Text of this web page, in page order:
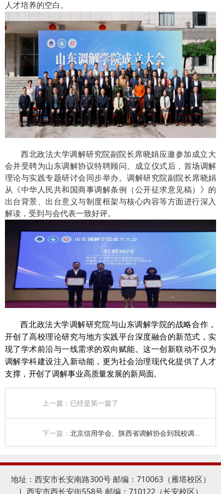
人才培养的空白。
西北政法大学调解研究院副院长席晓娟应邀参加成立大
会并受聘为山东调解协议特聘顾问。成立仪式后，首场调解
理论与实践专题研讨会同步举办。调解研究院副院长席晓娟
从《中华人民共和国商事调解条例（公开征求意见稿）》的
出台背景、出台意义与制度框架与核心内容等方面进行深入
解读，受到与会代表一致好评。
西北政法大学调解研究院与山东调解学院的战略合作，
开创了高校理论研究与地方实践平台深度融合的新范式，实
现了学术前沿与一线需求的双向赋能。这一创新联动不仅为
调解学科建设注入新动能，更为社会治理现代化提供了人才
支撑，开创了调解事业高质量发展的新局面。
上一篇：已经是第一篇了
下一篇： 北京信用学会、陕西省调解协会到我校调研交流
地址：西安市长安南路300号 邮编：710063（雁塔校区）
| 西安市西长安街558号 邮编：710122（长安校区）